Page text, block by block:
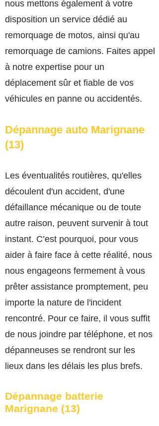
nous mettons également à votre
disposition un service dédié au
remorquage de motos, ainsi qu'au
remorquage de camions. Faites appel
à notre expertise pour un
déplacement sûr et fiable de vos
véhicules en panne ou accidentés.
Dépannage auto Marignane
(13)
Les éventualités routières, qu'elles
découlent d'un accident, d'une
défaillance mécanique ou de toute
autre raison, peuvent survenir à tout
instant. C’est pourquoi, pour vous
aider à faire face à cette réalité, nous
nous engageons fermement à vous
prêter assistance promptement, peu
importe la nature de l'incident
rencontré. Pour ce faire, il vous suffit
de nous joindre par téléphone, et nos
dépanneuses se rendront sur les
lieux dans les délais les plus brefs.
Dépannage batterie
Marignane (13)